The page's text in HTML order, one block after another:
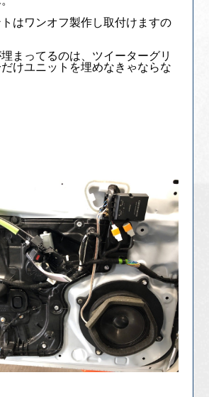
はワンオフ製作し取付けますの
まってるのは、ツイーターグリ
けユニットを埋めなきゃならな